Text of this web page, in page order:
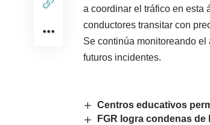
a coordinar el tráfico en esta
conductores transitar con
Se continúa monitoreando
futuros incidentes.
Centros educativos
FGR logra condenas